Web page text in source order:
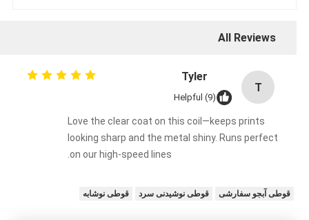
All Reviews
T
Tyler
Helpful (9)
Love the clear coat on this coil—keeps prints
looking sharp and the metal shiny. Runs perfect
on our high-speed lines.
قوطی آبجو سفارشی قوطی نوشیدنی سرد قوطی نوشابه